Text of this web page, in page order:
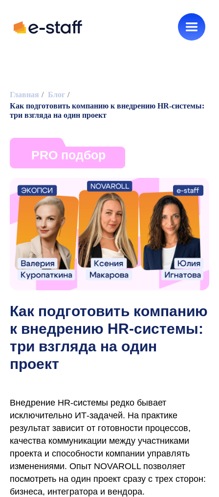
Главная / Блог /
Как подготовить компанию к внедрению HR-системы:
три взгляда на один проект
PRO подбор
Как подготовить компанию
к внедрению HR-системы:
три взгляда на один
проект
Внедрение HR-системы редко бывает
исключительно ИТ-задачей. На практике
результат зависит от готовности процессов,
качества коммуникации между участниками
проекта и способности компании управлять
изменениями. Опыт NOVAROLL позволяет
посмотреть на один проект сразу с трех сторон:
бизнеса, интегратора и вендора.